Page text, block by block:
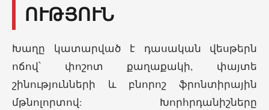
ԹՅՈՒՆ
Խաղը կատարված է դասական վեսթերն
ոճով՝ փոշոտ քաղաքակի, փայտե
շինությունների և բնորոշ ֆրոնտիրային
մթնոլորտով: Խորհրդանիշները